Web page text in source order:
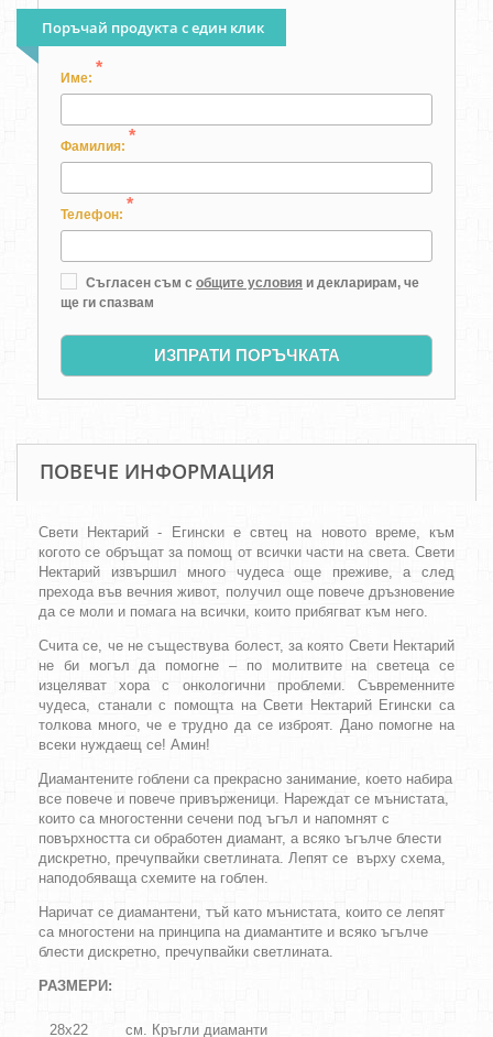
Поръчай продукта с един клик
Име:
*
Фамилия:
*
Телефон:
*
Съгласен съм с общите условия и декларирам, че
ще ги спазвам
ИЗПРАТИ ПОРЪЧКАТА
ПОВЕЧЕ ИНФОРМАЦИЯ
Свети Нектарий - Егински е свтец на новото време, към
когото се обръщат за помощ от всички части на света. Свети
Нектарий извършил много чудеса още преживе, а след
прехода във вечния живот, получил още повече дръзновение
да се моли и помага на всички, които прибягват към него.
Счита се, че не съществува болест, за която Свети Нектарий
не би могъл да помогне – по молитвите на светеца се
изцеляват хора с онкологични проблеми. Съвременните
чудеса, станали с помощта на Свети Нектарий Егински са
толкова много, че е трудно да се изброят. Дано помогне на
всеки нуждаещ се! Амин!
Диамантените гоблени са прекрасно занимание, което набира
все повече и повече привърженици. Нареждат се мънистата,
които са многостенни сечени под ъгъл и напомнят с
повърхността си обработен диамант, а всяко ъгълче блести
дискретно, пречупвайки светлината. Лепят се върху схема,
наподобяваща схемите на гоблен.
Наричат се диамантени, тъй като мънистата, които се лепят
са многостени на принципа на диамантите и всяко ъгълче
блести дискретно, пречупвайки светлината.
РАЗМЕРИ:
28х22 см. Кръгли диаманти